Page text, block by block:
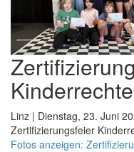
Linz | Dienstag, 23. Juni
Zertifizierungsfeier
Fotos anzeigen: